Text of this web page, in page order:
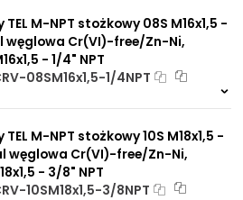
M-NPT stożkowy 08S M16x1,5 -
węglowa Cr(VI)-free/Zn-Ni,
- 1/4" NPT
08SM16x1,5-1/4NPT
M-NPT stożkowy 10S M18x1,5 -
węglowa Cr(VI)-free/Zn-Ni,
- 3/8" NPT
10SM18x1,5-3/8NPT